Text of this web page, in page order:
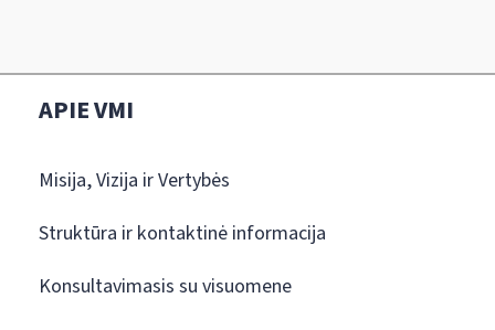
APIE VMI
Misija, Vizija ir Vertybės
Struktūra ir kontaktinė informacija
Konsultavimasis su visuomene